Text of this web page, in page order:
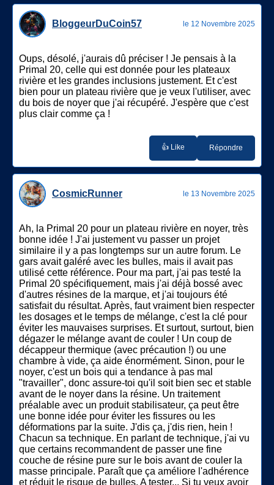
BloggeurDuCoin57 le 12 Novembre 2025
Oups, désolé, j'aurais dû préciser ! Je pensais à la
Primal 20, celle qui est donnée pour les plateaux
rivière et les grandes inclusions justement. Et c'est
bien pour un plateau rivière que je veux l'utiliser, avec
du bois de noyer que j'ai récupéré. J'espère que c'est
plus clair comme ça !
👍 Like Répondre
CosmicRunner le 13 Novembre 2025
Ah, la Primal 20 pour un plateau rivière en noyer, très
bonne idée ! J'ai justement vu passer un projet
similaire il y a pas longtemps sur un autre forum. Le
gars avait galéré avec les bulles, mais il avait pas
utilisé cette référence. Pour ma part, j'ai pas testé la
Primal 20 spécifiquement, mais j'ai déjà bossé avec
d'autres résines de la marque, et j'ai toujours été
satisfait du résultat. Après, faut vraiment bien respecter
les dosages et le temps de mélange, c'est la clé pour
éviter les mauvaises surprises. Et surtout, surtout, bien
dégazer le mélange avant de couler ! Un coup de
décappeur thermique (avec précaution !) ou une
chambre à vide, ça aide énormément. Sinon, pour le
noyer, c'est un bois qui a tendance à pas mal
"travailler", donc assure-toi qu'il soit bien sec et stable
avant de le noyer dans la résine. Un traitement
préalable avec un produit stabilisateur, ça peut être
une bonne idée pour éviter les fissures ou les
déformations par la suite. J'dis ça, j'dis rien, hein !
Chacun sa technique. En parlant de technique, j'ai vu
que certains recommandent de passer une fine
couche de résine pure sur le bois avant de couler la
masse principale. Paraît que ça améliore l'adhérence
et réduit le risque de bulles. A tester... Si tu veux avoir